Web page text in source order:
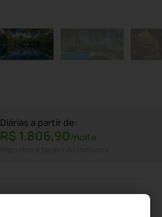
Diárias a partir de:
R$ 1.806,90/noite